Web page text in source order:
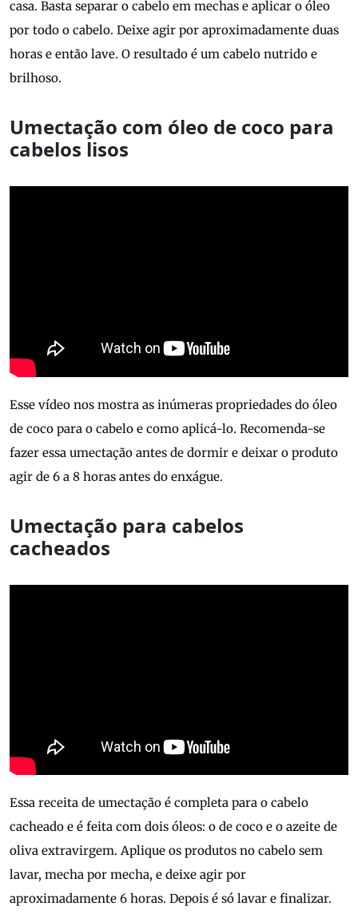
casa. Basta separar o cabelo em mechas e aplicar o óleo
por todo o cabelo. Deixe agir por aproximadamente duas
horas e então lave. O resultado é um cabelo nutrido e
brilhoso.
Umectação com óleo de coco para
cabelos lisos
Esse vídeo nos mostra as inúmeras propriedades do óleo
de coco para o cabelo e como aplicá-lo. Recomenda-se
fazer essa umectação antes de dormir e deixar o produto
agir de 6 a 8 horas antes do enxágue.
Umectação para cabelos
cacheados
Essa receita de umectação é completa para o cabelo
cacheado e é feita com dois óleos: o de coco e o azeite de
oliva extravirgem. Aplique os produtos no cabelo sem
lavar, mecha por mecha, e deixe agir por
aproximadamente 6 horas. Depois é só lavar e finalizar.